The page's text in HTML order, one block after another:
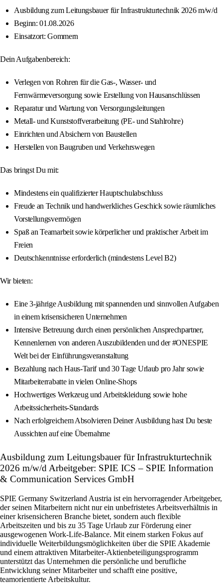
Ausbildung zum Leitungsbauer für Infrastrukturtechnik 2026 m/w/d
Beginn: 01.08.2026
Einsatzort: Gommern
Dein Aufgabenbereich:
Verlegen von Rohren für die Gas-, Wasser- und
Fernwärmeversorgung sowie Erstellung von Hausanschlüssen
Reparatur und Wartung von Versorgungsleitungen
Metall- und Kunststoffverarbeitung (PE- und Stahlrohre)
Einrichten und Absichern von Baustellen
Herstellen von Baugruben und Verkehrswegen
Das bringst Du mit:
Mindestens ein qualifizierter Hauptschulabschluss
Freude an Technik und handwerkliches Geschick sowie räumliches
Vorstellungsvermögen
Spaß an Teamarbeit sowie körperlicher und praktischer Arbeit im
Freien
Deutschkenntnisse erforderlich (mindestens Level B2)
Wir bieten:
Eine 3-jährige Ausbildung mit spannenden und sinnvollen Aufgaben
in einem krisensicheren Unternehmen
Intensive Betreuung durch einen persönlichen Ansprechpartner,
Kennenlernen von anderen Auszubildenden und der #ONESPIE
Welt bei der Einführungsveranstaltung
Bezahlung nach Haus-Tarif und 30 Tage Urlaub pro Jahr sowie
Mitarbeiterrabatte in vielen Online-Shops
Hochwertiges Werkzeug und Arbeitskleidung sowie hohe
Arbeitssicherheits-Standards
Nach erfolgreichem Absolvieren Deiner Ausbildung hast Du beste
Aussichten auf eine Übernahme
Ausbildung zum Leitungsbauer für Infrastrukturtechnik
2026 m/w/d Arbeitgeber: SPIE ICS – SPIE Information
& Communication Services GmbH
SPIE Germany Switzerland Austria ist ein hervorragender Arbeitgeber,
der seinen Mitarbeitern nicht nur ein unbefristetes Arbeitsverhältnis in
einer krisensicheren Branche bietet, sondern auch flexible
Arbeitszeiten und bis zu 35 Tage Urlaub zur Förderung einer
ausgewogenen Work-Life-Balance. Mit einem starken Fokus auf
individuelle Weiterbildungsmöglichkeiten über die SPIE Akademie
und einem attraktiven Mitarbeiter-Aktienbeteiligungsprogramm
unterstützt das Unternehmen die persönliche und berufliche
Entwicklung seiner Mitarbeiter und schafft eine positive,
teamorientierte Arbeitskultur.